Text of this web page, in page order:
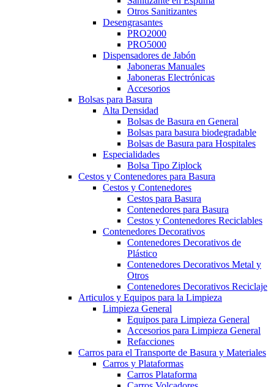
Otros Sanitizantes
Desengrasantes
PRO2000
PRO5000
Dispensadores de Jabón
Jaboneras Manuales
Jaboneras Electrónicas
Accesorios
Bolsas para Basura
Alta Densidad
Bolsas de Basura en General
Bolsas para basura biodegradable
Bolsas de Basura para Hospitales
Especialidades
Bolsa Tipo Ziplock
Cestos y Contenedores para Basura
Cestos y Contenedores
Cestos para Basura
Contenedores para Basura
Cestos y Contenedores Reciclables
Contenedores Decorativos
Contenedores Decorativos de
Plástico
Contenedores Decorativos Metal y
Otros
Contenedores Decorativos Reciclaje
Articulos y Equipos para la Limpieza
Limpieza General
Equipos para Limpieza General
Accesorios para Limpieza General
Refacciones
Carros para el Transporte de Basura y Materiales
Carros y Plataformas
Carros Plataforma